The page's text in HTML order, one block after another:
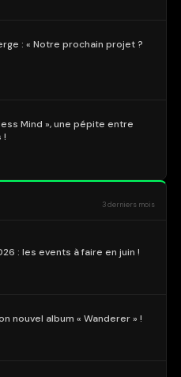
: « Notre prochain projet ?
Mind », une pépite entre
!
3 derniers mois
: les events à faire en juin !
nouvel album « Wanderer » !